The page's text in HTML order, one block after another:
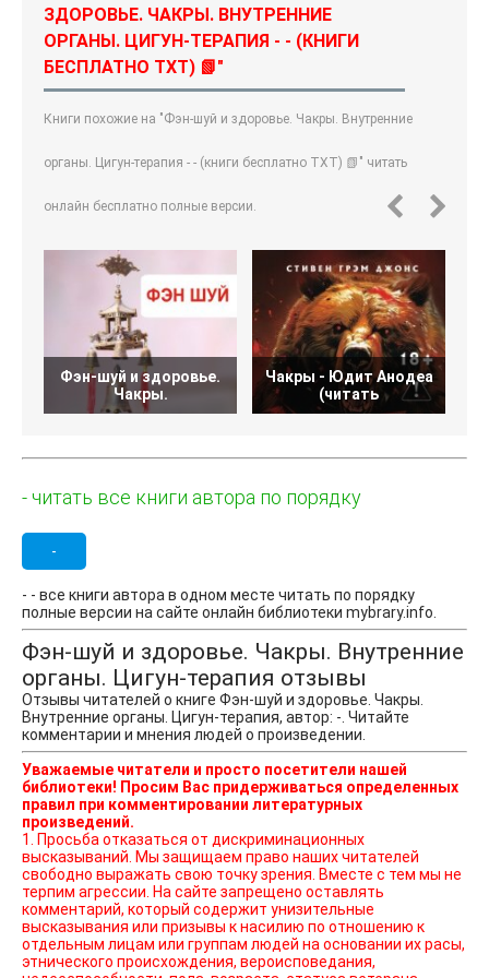
ЗДОРОВЬЕ. ЧАКРЫ. ВНУТРЕННИЕ
ОРГАНЫ. ЦИГУН-ТЕРАПИЯ - - (КНИГИ
БЕСПЛАТНО TXT) 📗"
Книги похожие на "Фэн-шуй и здоровье. Чакры. Внутренние
органы. Цигун-терапия - - (книги бесплатно TXT) 📗" читать
онлайн бесплатно полные версии.
Фэн-шуй и здоровье.
Чакры.
Чакры - Юдит Анодеа
(читать
- читать все книги автора по порядку
-
- - все книги автора в одном месте читать по порядку
полные версии на сайте онлайн библиотеки mybrary.info.
Фэн-шуй и здоровье. Чакры. Внутренние
органы. Цигун-терапия отзывы
Отзывы читателей о книге Фэн-шуй и здоровье. Чакры.
Внутренние органы. Цигун-терапия, автор: -. Читайте
комментарии и мнения людей о произведении.
Уважаемые читатели и просто посетители нашей
библиотеки! Просим Вас придерживаться определенных
правил при комментировании литературных
произведений.
1. Просьба отказаться от дискриминационных
высказываний. Мы защищаем право наших читателей
свободно выражать свою точку зрения. Вместе с тем мы не
терпим агрессии. На сайте запрещено оставлять
комментарий, который содержит унизительные
высказывания или призывы к насилию по отношению к
отдельным лицам или группам людей на основании их расы,
этнического происхождения, вероисповедания,